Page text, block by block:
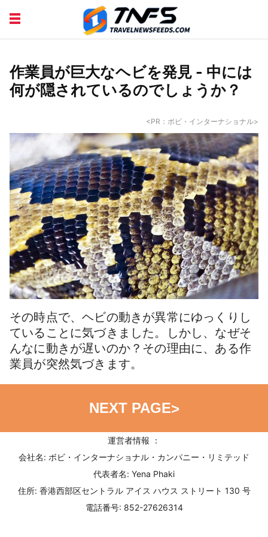
DISCOVER PLACES TIPS AND TRICKS
作業員が巨大なヘビを発見 - 中には
何が隠されているのでしょうか？
<PR：ボビ・インターナショナル>
その時点で、ヘビの動きが異常にゆっくりし
ていることに気づきました。しかし、なぜそ
んなに動きが遅いのか？その理由に、ある作
業員が突然気づきます。
NEXT PAGE>
運営者情報 ：
会社名: ボビ・インターナショナル・カンパニー・リミテッド
代表者名: Yena Phaki
住所: 香港西部区セントラル アイス ハウス ストリート 130 号
電話番号: 852-27626314